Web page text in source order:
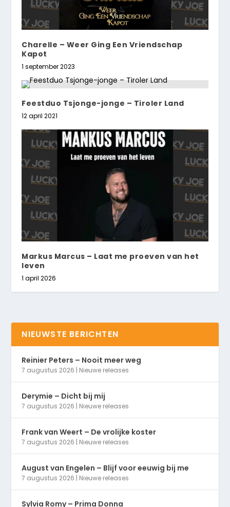
Charelle – Weer Ging Een Vriendschap
Kapot
1 september 2023
Feestduo Tsjonge-jonge – Tiroler Land
12 april 2021
Markus Marcus – Laat me proeven van het
leven
1 april 2026
NIEUWSTE BERICHTEN
Reinier Peters – Nooit meer weg
7 augustus 2026 | Nieuwe releases
Derymie – Dicht bij mij
7 augustus 2026 | Nieuwe releases
Frank van Weert – De vrolijke koster
7 augustus 2026 | Nieuwe releases
August van Engelen – Blijf voor eeuwig bij me
7 augustus 2026 | Nieuwe releases
Sylvia Romy – Prima Donna